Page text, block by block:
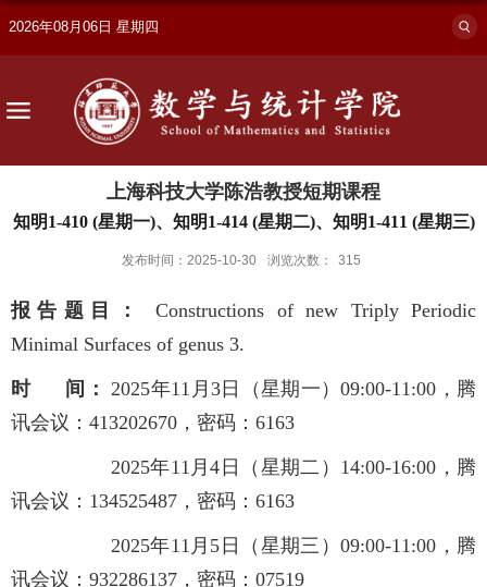
2026年08月06日 星期四
上海科技大学陈浩教授短期课程
知明1-410 (星期一)、知明1-414 (星期二)、知明1-411 (星期三)
发布时间：2025-10-30 浏览次数： 315
报告题目：
Constructions of new Triply Periodic
Minimal Surfaces of genus 3.
时 间：
2025年11月3日（星期一）09:00-11:00，腾
讯会议：413202670，密码：6163
2025年11月4日（星期二）14:00-16:00，腾
讯会议：134525487，密码：6163
2025年11月5日（星期三）09:00-11:00，腾
讯会议：932286137，密码：07519